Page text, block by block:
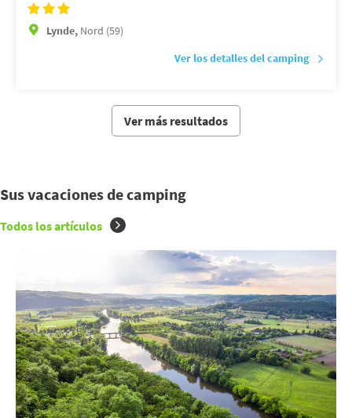
Lynde, Nord (59)
Ver los detalles del camping
Ver más resultados
Sus vacaciones de camping
Todos los artículos